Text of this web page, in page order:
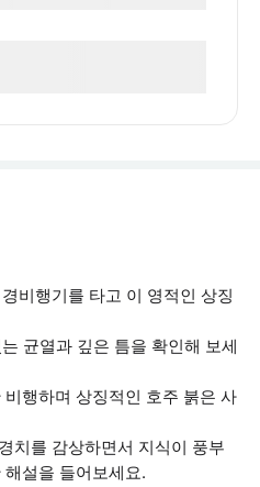
비행기를 타고 이 영적인 상징
균열과 깊은 틈을 확인해 보세
행하며 상징적인 호주 붉은 사
치를 감상하면서 지식이 풍부
설을 들어보세요.